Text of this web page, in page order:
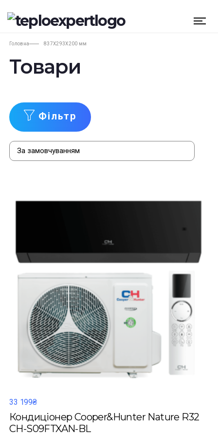
Головна 837X293X200 мм
Товари
Фільтр
33 199₴
Кондиціонер Cooper&Hunter Nature R32
CH-S09FTXAN-BL